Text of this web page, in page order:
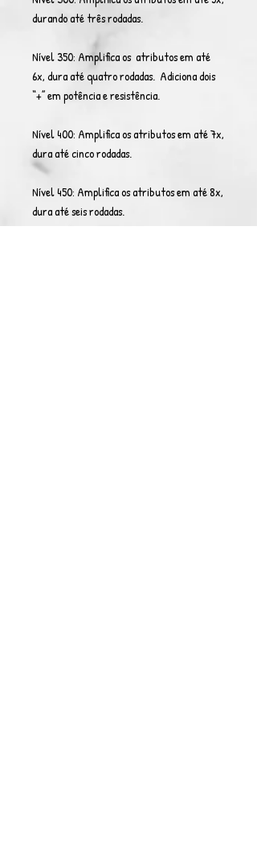
durando até três rodadas.
Nível 350: Amplifica os atributos em até
6x, dura até quatro rodadas. Adiciona dois
“+” em potência e resistência.
Nível 400: Amplifica os atributos em até 7x,
dura até cinco rodadas.
Nível 450: Amplifica os atributos em até 8x,
dura até seis rodadas.